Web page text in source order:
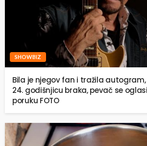
SHOWBIZ
Bila je njegov fan i tražila
24. godišnjicu braka, pevač se
poruku FOTO